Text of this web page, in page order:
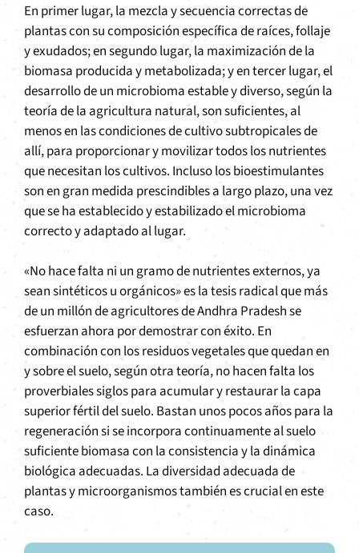
En primer lugar, la mezcla y secuencia correctas de
plantas con su composición específica de raíces, follaje
y exudados; en segundo lugar, la maximización de la
biomasa producida y metabolizada; y en tercer lugar, el
desarrollo de un microbioma estable y diverso, según la
teoría de la agricultura natural, son suficientes, al
menos en las condiciones de cultivo subtropicales de
allí, para proporcionar y movilizar todos los nutrientes
que necesitan los cultivos. Incluso los bioestimulantes
son en gran medida prescindibles a largo plazo, una vez
que se ha establecido y estabilizado el microbioma
correcto y adaptado al lugar.
«No hace falta ni un gramo de nutrientes externos, ya
sean sintéticos u orgánicos» es la tesis radical que más
de un millón de agricultores de Andhra Pradesh se
esfuerzan ahora por demostrar con éxito. En
combinación con los residuos vegetales que quedan en
y sobre el suelo, según otra teoría, no hacen falta los
proverbiales siglos para acumular y restaurar la capa
superior fértil del suelo. Bastan unos pocos años para la
regeneración si se incorpora continuamente al suelo
suficiente biomasa con la consistencia y la dinámica
biológica adecuadas. La diversidad adecuada de
plantas y microorganismos también es crucial en este
caso.